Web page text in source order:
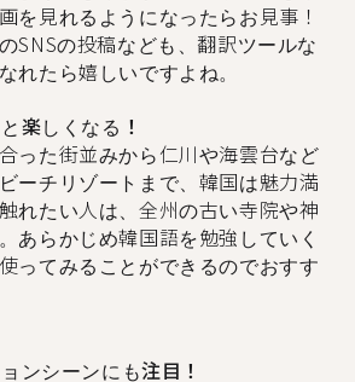
を見れるようになったらお見事！
SNSの投稿なども、翻訳ツールな
れたら嬉しいですよね。
楽しくなる！
った街並みから仁川や海雲台など
ーチリゾートまで、韓国は魅力満
れたい人は、全州の古い寺院や神
あらかじめ韓国語を勉強していく
ってみることができるのでおすす
ンシーンにも注目！